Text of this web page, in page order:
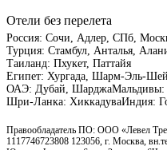
Отели без перелета
Россия: Сочи, Адлер, СПб,
Турция: Стамбул, Анталья,
Таиланд: Пхукет, Паттайя
Египет: Хургада, Шарм-Эль-
ОАЭ: Дубай, ШарджаМальдивы:
Шри-Ланка: ХиккадуваИндия:
Правообладатель ПО: ООО «Левел
1117746723808 123056, г. Москва,